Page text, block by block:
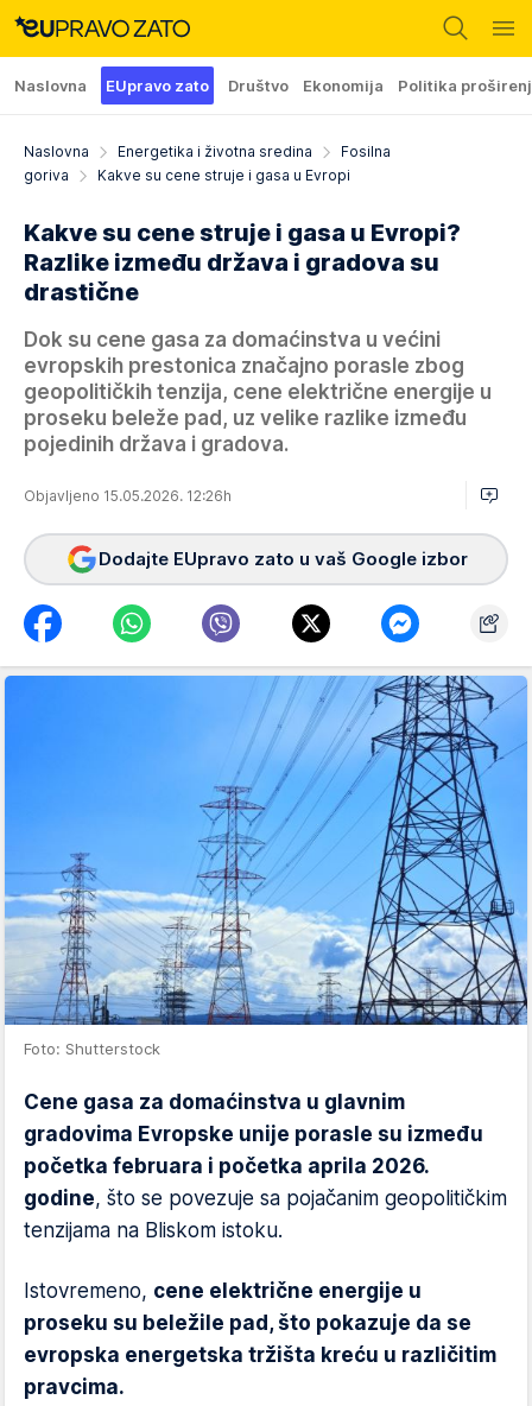
Naslovna EUpravo zato Društvo Ekonomija Politika
Naslovna Energetika i životna sredina
Fosilna
goriva
Kakve su cene struje i gasa u Evropi
Kakve su cene struje i gasa u Evropi?
Razlike između država i gradova su
drastične
Dok su cene gasa za domaćinstva u većini
evropskih prestonica značajno porasle zbog
geopolitičkih tenzija, cene električne energije u
proseku beleže pad, uz velike razlike između
pojedinih država i gradova.
Objavljeno 15.05.2026. 12:26h
Dodajte EUpravo zato u vaš Google izbor
Foto: Shutterstock
Cene gasa za domaćinstva u glavnim
gradovima Evropske unije porasle su između
početka februara i početka aprila 2026.
godine, što se povezuje sa pojačanim geopolitičkim
tenzijama na Bliskom istoku.
Istovremeno, cene električne energije u
proseku su beležile pad, što pokazuje da se
evropska energetska tržišta kreću u različitim
pravcima.